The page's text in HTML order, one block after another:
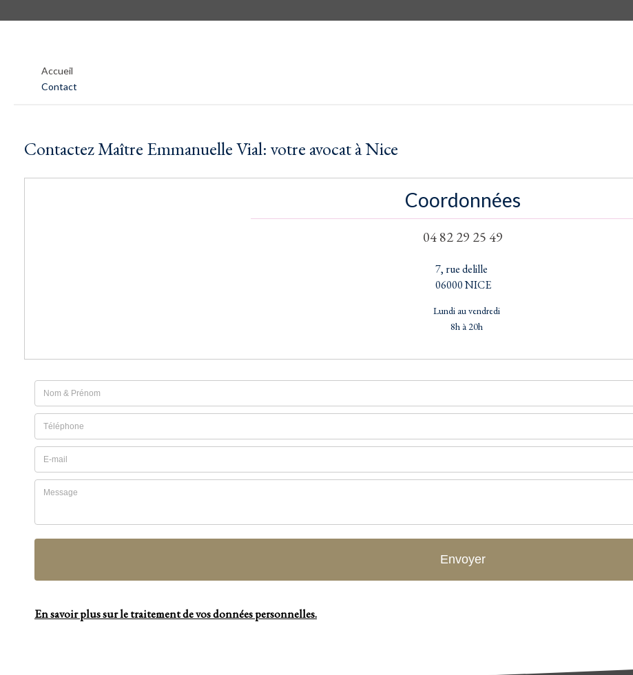
Accueil
Contact
Contactez Maître Emmanuelle Vial: votre avocat à Nice
Coordonnées
04 82 29 25 49
7, rue delille
06000 NICE
Lundi au vendredi
8h à 20h
En savoir plus sur le traitement de vos données personnelles.